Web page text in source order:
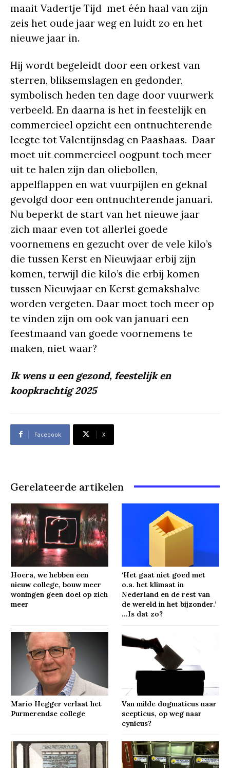
maait Vadertje Tijd met één haal van zijn
zeis het oude jaar weg en luidt zo en het
nieuwe jaar in.
Hij wordt begeleidt door een orkest van
sterren, bliksemslagen en gedonder,
symbolisch heden ten dage door vuurwerk
verbeeld. En daarna is het in feestelijk en
commercieel opzicht een ontnuchterende
leegte tot Valentijnsdag en Paashaas. Daar
moet uit commercieel oogpunt toch meer
uit te halen zijn dan oliebollen,
appelflappen en wat vuurpijlen en geknal
gevolgd door een ontnuchterende januari.
Nu beperkt de start van het nieuwe jaar
zich maar even tot allerlei goede
voornemens en gezucht over de vele kilo’s
die tussen Kerst en Nieuwjaar erbij zijn
komen, terwijl die kilo’s die erbij komen
tussen Nieuwjaar en Kerst gemakshalve
worden vergeten. Daar moet toch meer op
te vinden zijn om ook van januari een
feestmaand van goede voornemens te
maken, niet waar?
Ik wens u een gezond, feestelijk en
koopkrachtig 2025
Facebook X
Gerelateerde artikelen
Hoera, we hebben een
nieuw college, bouw meer
woningen geen doel op zich
meer
‘Het gaat niet goed met
o.a. het klimaat in
Nederland en de rest van
de wereld in het bijzonder.’
…Is dat zo?
Mario Hegger verlaat het
Purmerendse college
Van milde dogmaticus naar
scepticus, op weg naar
cynicus?